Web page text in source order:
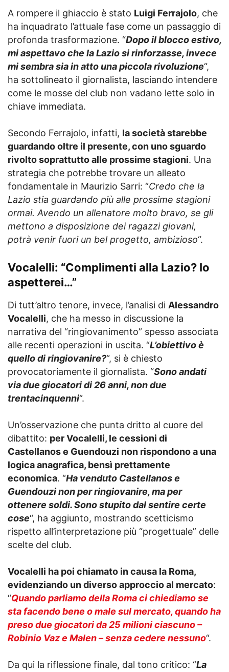
A rompere il ghiaccio è stato Luigi Ferrajolo, che
ha inquadrato l’attuale fase come un passaggio di
profonda trasformazione. “Dopo il blocco estivo,
mi aspettavo che la Lazio si rinforzasse, invece
mi sembra sia in atto una piccola rivoluzione“,
ha sottolineato il giornalista, lasciando intendere
come le mosse del club non vadano lette solo in
chiave immediata.
Secondo Ferrajolo, infatti, la società starebbe
guardando oltre il presente, con uno sguardo
rivolto soprattutto alle prossime stagioni. Una
strategia che potrebbe trovare un alleato
fondamentale in Maurizio Sarri: “Credo che la
Lazio stia guardando più alle prossime stagioni
ormai. Avendo un allenatore molto bravo, se gli
mettono a disposizione dei ragazzi giovani,
potrà venir fuori un bel progetto, ambizioso“.
Vocalelli: “Complimenti alla Lazio? Io
aspetterei…”
Di tutt’altro tenore, invece, l’analisi di Alessandro
Vocalelli, che ha messo in discussione la
narrativa del “ringiovanimento” spesso associata
alle recenti operazioni in uscita. “L’obiettivo è
quello di ringiovanire?“, si è chiesto
provocatoriamente il giornalista. “Sono andati
via due giocatori di 26 anni, non due
trentacinquenni“.
Un’osservazione che punta dritto al cuore del
dibattito: per Vocalelli, le cessioni di
Castellanos e Guendouzi non rispondono a una
logica anagrafica, bensì prettamente
economica. “Ha venduto Castellanos e
Guendouzi non per ringiovanire, ma per
ottenere soldi. Sono stupito dal sentire certe
cose“, ha aggiunto, mostrando scetticismo
rispetto all’interpretazione più “progettuale” delle
scelte del club.
Vocalelli ha poi chiamato in causa la Roma,
evidenziando un diverso approccio al mercato:
“Quando parliamo della Roma ci chiediamo se
sta facendo bene o male sul mercato, quando ha
preso due giocatori da 25 milioni ciascuno –
Robinio Vaz e Malen – senza cedere nessuno“.
Da qui la riflessione finale, dal tono critico: “La